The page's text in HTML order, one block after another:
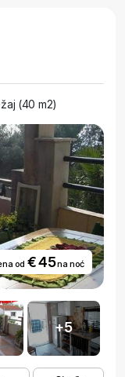
(40 m2)
od € 45na noć
+5